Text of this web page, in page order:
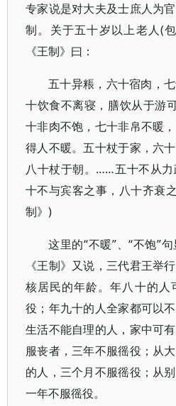
专家说是对大夫及士庶人为
制。关于五十岁以上老人(
《王制》曰：
五十异粻，六十宿肉，
十饮食不离寝，膳饮从于游
十非肉不饱，七十非帛不暖
得人不暖。五十杖于家，六
八十杖于朝。……五十不从
十不与宾客之事，八十齐衰
制》)
这里的“不暖”、“不饱”
《王制》又说，三代君王举
核居民的年龄。年八十的人
役；年九十的人全家都可以
生活不能自理的人，家中可
服丧者，三年不服徭役；从
的人，三个月不服徭役；从
一年不服徭役。